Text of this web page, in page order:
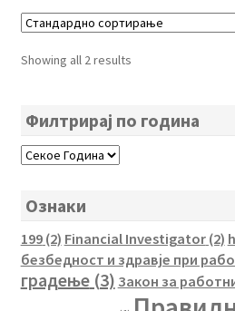
Showing all 2 results
Филтрирај по година
Ознаки
199(2) Financial Investigator(2)
безбедност и здравје при
градење(3) Закон за